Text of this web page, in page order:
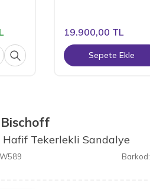
19.900,00 TL
Sepete Ekle
Tekerlekli Sandalye
Barkod: